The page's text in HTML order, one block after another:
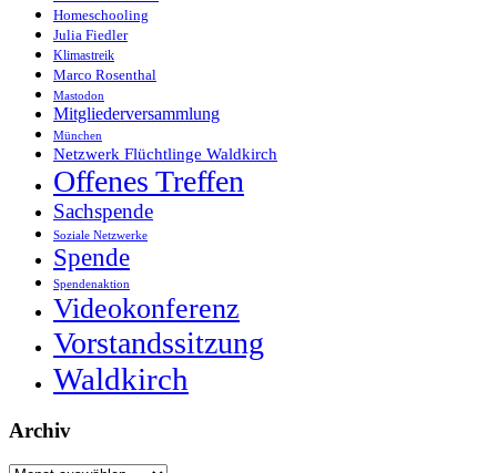
Homeschooling
Julia Fiedler
Klimastreik
Marco Rosenthal
Mastodon
Mitgliederversammlung
München
Netzwerk Flüchtlinge Waldkirch
Offenes Treffen
Sachspende
Soziale Netzwerke
Spende
Spendenaktion
Videokonferenz
Vorstandssitzung
Waldkirch
Archiv